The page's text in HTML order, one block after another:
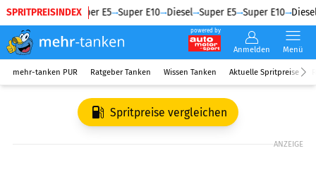
SPRITPREISINDEX
Diesel Super E5 Super E10 Diesel Super E5 Super E10 Diesel
powered by
Anmelden Menü
mehr-tanken PUR Ratgeber Tanken Wissen Tanken Aktuelle Spritpreise
Spritpreise vergleichen
ANZEIGE